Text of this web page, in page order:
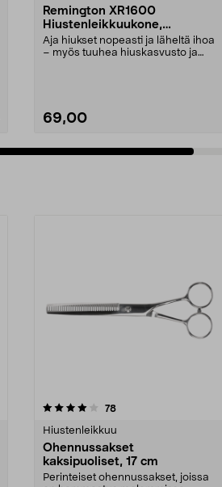
Remington XR1600
Hiustenleikkuukone,
akkukäyttöinen
Aja hiukset nopeasti ja läheltä ihoa
– myös tuuhea hiuskasvusto ja
69,00
78arvostelut
Hiustenleikkuu
Ohennussakset
kaksipuoliset, 17 cm
Perinteiset ohennussakset, joissa